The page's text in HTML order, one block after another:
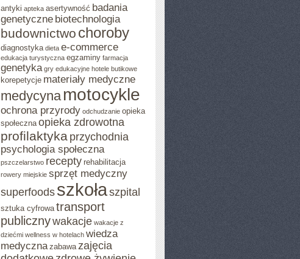
antyki apteka asertywność badania
genetyczne biotechnologia
budownictwo choroby
diagnostyka dieta e-commerce
edukacja turystyczna egzaminy farmacja
genetyka gry edukacyjne hotele butikowe
korepetycje materiały medyczne
medycyna motocykle
ochrona przyrody odchudzanie opieka
społeczna opieka zdrowotna
profilaktyka przychodnia
psychologia społeczna
pszczelarstwo recepty rehabilitacja
rowery miejskie sprzęt medyczny
superfoods szkołaszpital
sztuka cyfrowa transport
publicznywakacje wakacje z
dziećmi wellness w hotelach wiedza
medyczna zabawa zajęcia